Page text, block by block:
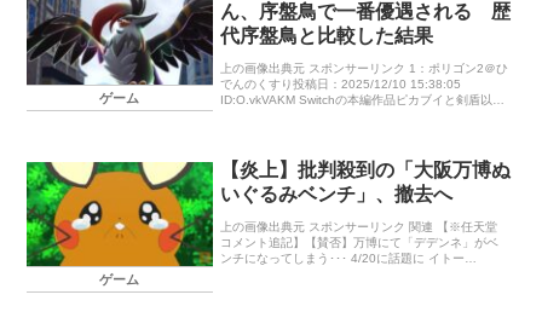
ゲーム
ん、序盤鳥で一番優遇される 歴
代序盤鳥と比較した結果
上の画像出典元 スポンサーリンク 1：ポリゴン2＠ひ
でんのくすり投稿日：2025/12/10 15:38:05
ID:O.vkVAKM Switchの本編作品ピカブイと剣盾以外
ゲーム
【炎上】批判殺到の「大阪万博ぬ
いぐるみベンチ」、撤去へ
上の画像出典元 スポンサーリンク 関連 【※任天堂
コメント追記】【賛否】万博にて「デデンネ」がベ
ンチになってしまう･･･ 4/20に話題に イトー